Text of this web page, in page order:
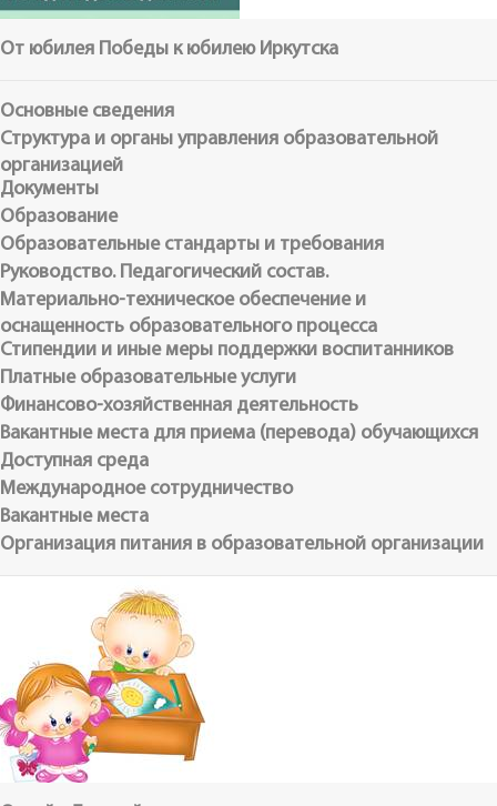
От юбилея Победы к юбилею Иркутска
Основные сведения
Структура и органы управления образовательной
организацией
Документы
Образование
Образовательные стандарты и требования
Руководство. Педагогический состав.
Материально-техническое обеспечение и
оснащенность образовательного процесса
Стипендии и иные меры поддержки воспитанников
Платные образовательные услуги
Финансово-хозяйственная деятельность
Вакантные места для приема (перевода) обучающихся
Доступная среда
Международное сотрудничество
Вакантные места
Организация питания в образовательной организации